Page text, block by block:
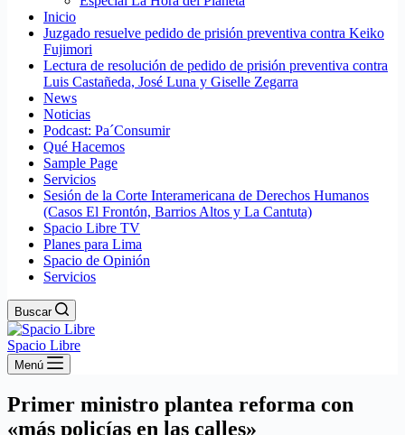
Inicio
Juzgado resuelve pedido de prisión preventiva contra Keiko
Fujimori
Lectura de resolución de pedido de prisión preventiva contra
Luis Castañeda, José Luna y Giselle Zegarra
News
Noticias
Podcast: Pa´Consumir
Qué Hacemos
Sample Page
Servicios
Sesión de la Corte Interamericana de Derechos Humanos
(Casos El Frontón, Barrios Altos y La Cantuta)
Spacio Libre TV
Planes para Lima
Spacio de Opinión
Servicios
Buscar
Spacio Libre
Menú
Primer ministro plantea reforma con
«más policías en las calles»